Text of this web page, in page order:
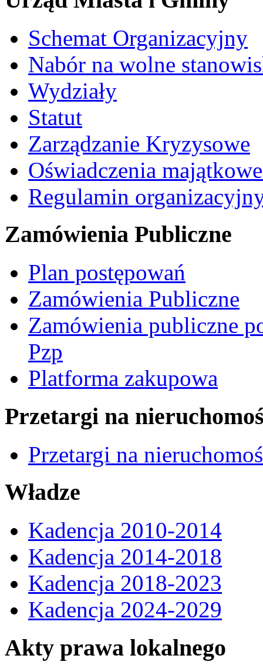
Schemat Organizacyjny
Nabór na wolne
Wydziały
Statut
Zarządzanie Kryzysowe
Oświadczenia
Regulamin
Zamówienia Publiczne
Plan postępowań
Zamówienia Publiczne
Zamówienia publiczne
Pzp
Platforma zakupowa
Przetargi na
Przetargi na
Władze
Kadencja 2010-2014
Kadencja 2014-2018
Kadencja 2018-2023
Kadencja 2024-2029
Akty prawa lokalnego